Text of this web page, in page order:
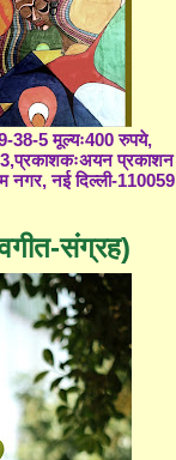
38-5 मूल्यः400 रुपये,
प्रकाशन
नगर, नई दिल्ली-110059
संग्रह)